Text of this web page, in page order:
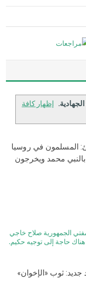
. إظهار كافة
المسلمون في روسيا
محمد ويخرجون
الجمهورية صلاح خاجي
هناك حاجة إلى توجيه حكيم.
ثوب «الإخوان»